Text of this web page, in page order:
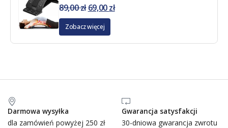
89,00zł 69,00zł
Zobacz więcej
Darmowa wysyłka
dla zamówień powyżej 250 zł
Gwarancja satysfakcji
30-dniowa gwarancja zwrotu